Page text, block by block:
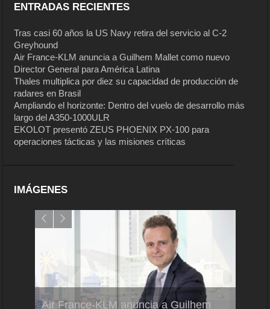
ENTRADAS RECIENTES
Tras casi 60 años la US Navy retira del servicio al C-2
Greyhound
Air France-KLM anuncia a Guilhem Mallet como nuevo
Director General para América Latina
Thales multiplica por diez su capacidad de producción de
radares en Brasil
Ampliando el horizonte: Dentro del vuelo de desarrollo más
largo del A350-1000ULR
EKOLOT presentó ZEUS PHOENIX PX-100 para
operaciones tácticas y las misiones críticas
IMÁGENES
Air France-KLM anuncia a Guilhem